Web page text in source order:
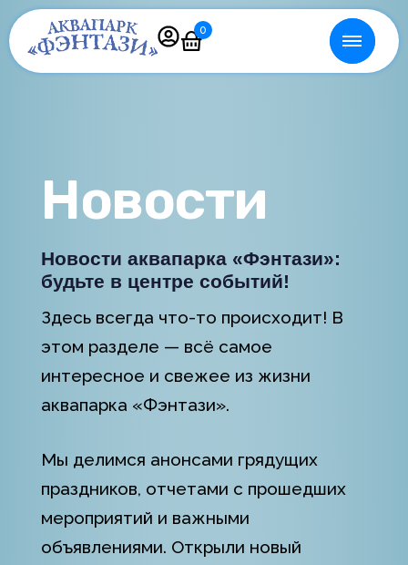
0
Новости
Новости аквапарка «Фэнтази»:
будьте в центре событий!
Здесь всегда что-то происходит! В
этом разделе — всё самое
интересное и свежее из жизни
аквапарка «Фэнтази».
Мы делимся анонсами грядущих
праздников, отчетами с прошедших
мероприятий и важными
объявлениями. Открыли новый